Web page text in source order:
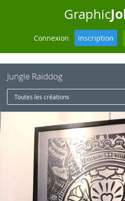
Graphic
Connexion Inscription
Jungle Raiddog
Toutes les créations